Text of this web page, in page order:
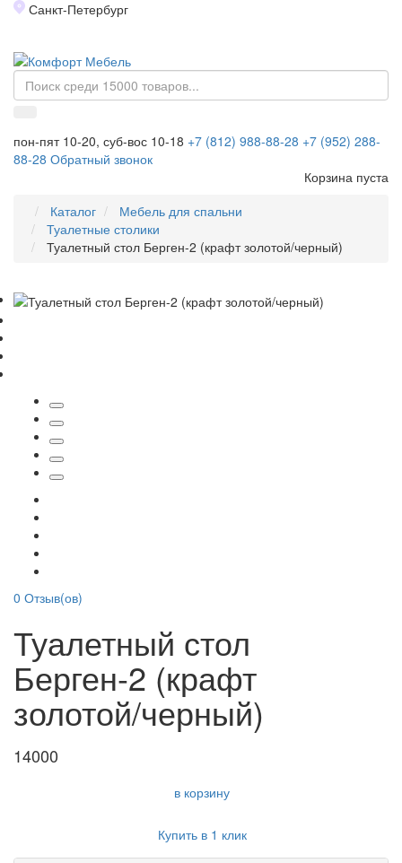
Санкт-Петербург
пон-пят 10-20, суб-вос 10-18 +7 (812) 988-88-28 +7 (952) 288-
88-28 Обратный звонок
Корзина пуста
Каталог
Мебель для спальни
Туалетные столики
Туалетный стол Берген-2 (крафт золотой/черный)
0 Отзыв(ов)
Туалетный стол
Берген-2 (крафт
золотой/черный)
14000
в корзину
Купить в 1 клик